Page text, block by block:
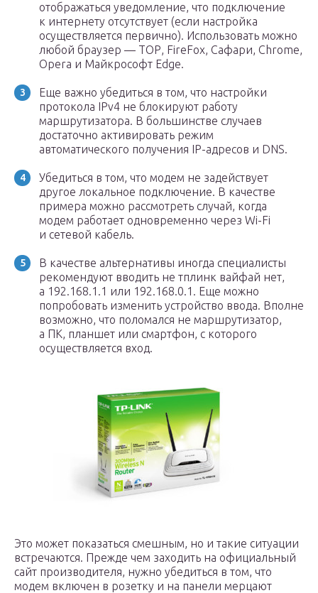
отображаться уведомление, что подключение
к интернету отсутствует (если настройка
осуществляется первично). Использовать можно
любой браузер — ТОР, FireFox, Сафари, Chrome,
Opera и Майкрософт Edge.
Еще важно убедиться в том, что настройки
протокола IPv4 не блокируют работу
маршрутизатора. В большинстве случаев
достаточно активировать режим
автоматического получения IP-адресов и DNS.
Убедиться в том, что модем не задействует
другое локальное подключение. В качестве
примера можно рассмотреть случай, когда
модем работает одновременно через Wi-Fi
и сетевой кабель.
В качестве альтернативы иногда специалисты
рекомендуют вводить не тплинк вайфай нет,
а 192.168.1.1 или 192.168.0.1. Еще можно
попробовать изменить устройство ввода. Вполне
возможно, что поломался не маршрутизатор,
а ПК, планшет или смартфон, с которого
осуществляется вход.
Это может показаться смешным, но и такие ситуации
встречаются. Прежде чем заходить на официальный
сайт производителя, нужно убедиться в том, что
модем включен в розетку и на панели мерцают